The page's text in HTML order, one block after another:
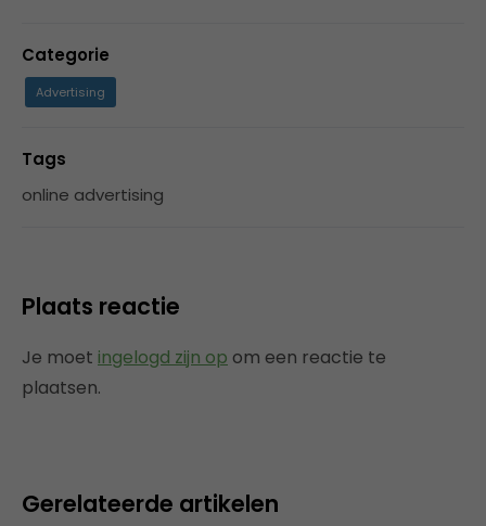
Categorie
Advertising
Tags
online advertising
Plaats reactie
Je moet ingelogd zijn op om een reactie te
plaatsen.
Gerelateerde artikelen